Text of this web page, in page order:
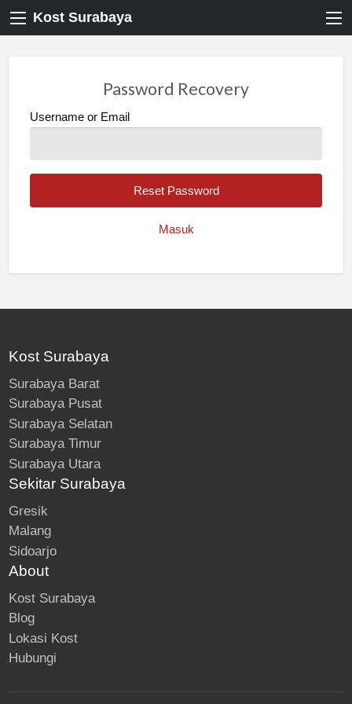
Kost Surabaya
Password Recovery
Username or Email
Masuk
Kost Surabaya
Surabaya Barat
Surabaya Pusat
Surabaya Selatan
Surabaya Timur
Surabaya Utara
Sekitar Surabaya
Gresik
Malang
Sidoarjo
About
Kost Surabaya
Blog
Lokasi Kost
Hubungi